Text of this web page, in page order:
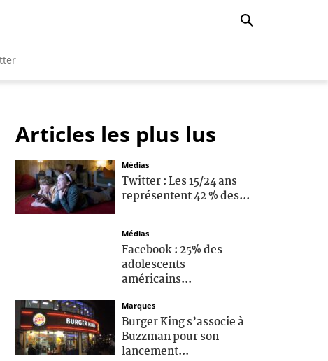
Articles les plus lus
Médias
Twitter : Les 15/24 ans
représentent 42 % des...
Médias
Facebook : 25% des
adolescents
américains...
Marques
Burger King s’associe à
Buzzman pour son
lancement...